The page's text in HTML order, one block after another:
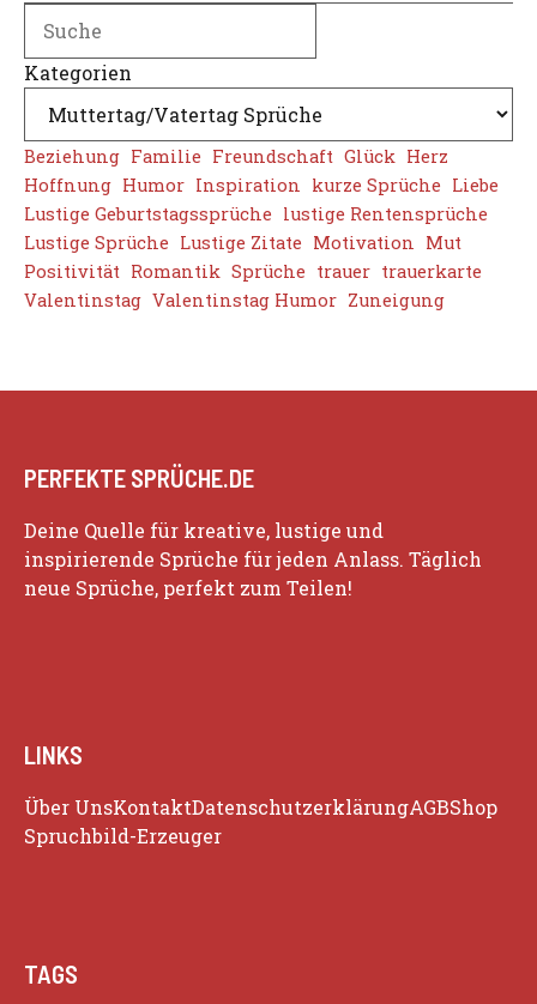
Kategorien
Beziehung Familie Freundschaft Glück Herz
Hoffnung Humor Inspiration kurze Sprüche Liebe
Lustige Geburtstagssprüche lustige Rentensprüche
Lustige Sprüche Lustige Zitate Motivation Mut
Positivität Romantik Sprüche trauer trauerkarte
Valentinstag Valentinstag Humor Zuneigung
PERFEKTE SPRÜCHE.DE
Deine Quelle für kreative, lustige und
inspirierende Sprüche für jeden Anlass. Täglich
neue Sprüche, perfekt zum Teilen!
LINKS
Über UnsKontaktDatenschutzerklärungAGBShop
Spruchbild-Erzeuger
TAGS